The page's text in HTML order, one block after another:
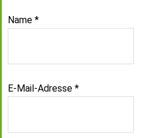
Name *
E-Mail-Adresse *